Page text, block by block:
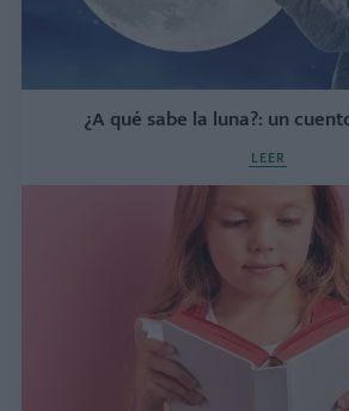
¿A qué sabe la luna?: un
LEER